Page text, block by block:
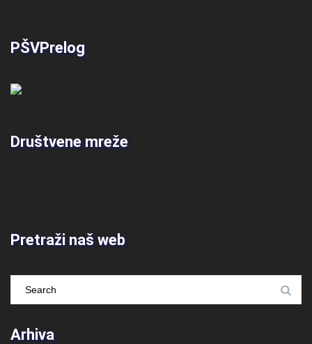
PŠVPrelog
Društvene mreže
Pretraži naš web
Arhiva